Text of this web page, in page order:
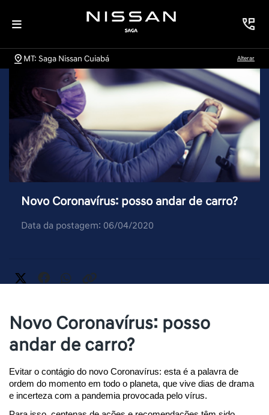
MT: Saga Nissan Cuiabá Alterar
Novo Coronavírus: posso andar de carro?
Data da postagem: 06/04/2020
Novo Coronavírus: posso
andar de carro?
Evitar o contágio do novo Coronavírus: esta é a palavra de
ordem do momento em todo o planeta, que vive dias de drama
e incerteza com a pandemia provocada pelo vírus.